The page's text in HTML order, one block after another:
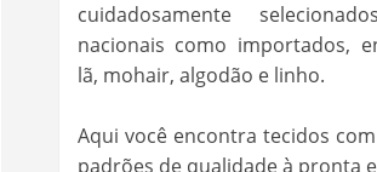
cuidadosamente
nacionais como importados,
lã, mohair, algodão e linho.
Aqui você encontra tecidos
padrões de qualidade à pronta